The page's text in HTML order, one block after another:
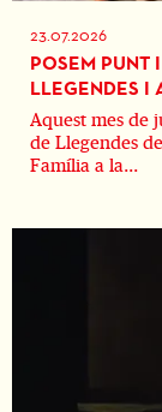
23.07.2026
POSEM PUNT
LLEGENDES I
Aquest mes de
de Llegendes
Família a la...